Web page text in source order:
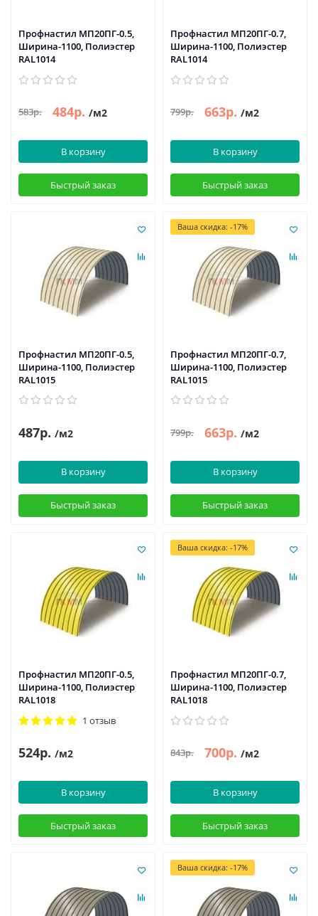
Профнастил МП20ПГ-0.5,
Ширина-1100, Полиэстер
RAL1014
583р. 484р. /м2
В корзину
Быстрый заказ
Профнастил МП20ПГ-0.7,
Ширина-1100, Полиэстер
RAL1014
799р. 663р. /м2
В корзину
Быстрый заказ
Профнастил МП20ПГ-0.5,
Ширина-1100, Полиэстер
RAL1015
487р. /м2
В корзину
Быстрый заказ
Ваша скидка: -17%
Профнастил МП20ПГ-0.7,
Ширина-1100, Полиэстер
RAL1015
799р. 663р. /м2
В корзину
Быстрый заказ
Профнастил МП20ПГ-0.5,
Ширина-1100, Полиэстер
RAL1018
1 отзыв
524р. /м2
В корзину
Быстрый заказ
Ваша скидка: -17%
Профнастил МП20ПГ-0.7,
Ширина-1100, Полиэстер
RAL1018
843р. 700р. /м2
В корзину
Быстрый заказ
Ваша скидка: -17%